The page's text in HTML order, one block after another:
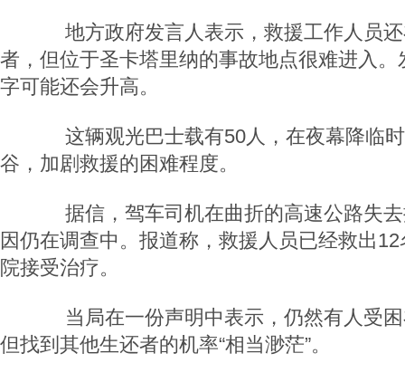
地方政府发言人表示，救援工作人员还
者，但位于圣卡塔里纳的事故地点很难进入
字可能还会升高。
这辆观光巴士载有50人，在夜幕降临时
谷，加剧救援的困难程度。
据信，驾车司机在曲折的高速公路失去
因仍在调查中。报道称，救援人员已经救出
院接受治疗。
当局在一份声明中表示，仍然有人受困
但找到其他生还者的机率“相当渺茫”。